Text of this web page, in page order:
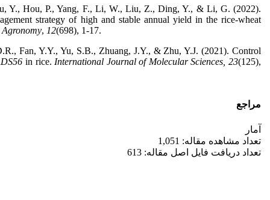
Y., Hou, P., Yang, F., Li, W., Liu, Z., Ding, Y., & Li, G. (2022).
strategy of high and stable annual yield in the rice-wheat
Agronomy, 12(698), 1-17.
Fan, Y.Y., Yu, S.B., Zhuang, J.Y., & Zhu, Y.J. (2021). Control
in rice. International Journal of Molecular Sciences, 23(125),
مراجع
آمار
تعداد مشاهده مقاله: 1,051
تعداد دریافت فایل اصل مقاله: 613